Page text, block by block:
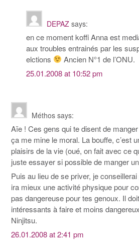
DEPAZ says:
en ce moment koffi Anna est
aux troubles entrainés par les
elctions
Ancien N°1 de l’ONU.
25.01.2008 at 10:52 pm
Méthos says:
Aïe ! Ces gens qui te disent de
ça me mine le moral. La bouffe, c’est
plaisirs de la vie (oué, on fait avec ce
juste essayer si possible de manger
Puis au lieu de se priver, je
ira mieux une activité physique pour
pas dangereuse pour tes genoux. Il
intéressants à faire et moins
Ninjitsu.
26.01.2008 at 2:41 pm